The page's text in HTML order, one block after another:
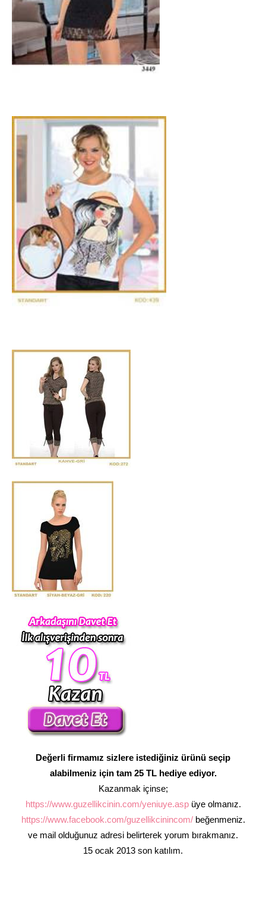
Değerli firmamız sizlere istediğiniz ürünü seçip
alabilmeniz için tam 25 TL hediye ediyor.
Kazanmak içinse;
https://www.guzellikcinin.com/yeniuye.aspüye olmanız.
https://www.facebook.com/guzellikcinincom/beğenmeniz.
ve mail olduğunuz adresi belirterek yorum bırakmanız.
15 ocak 2013 son katılım.